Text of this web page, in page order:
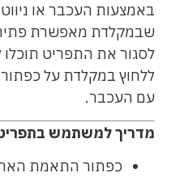
שבמקלדת מאפשרת
לסגור את התפריט תוכלו
עם העכבר.
מדריך למשתמש
כפתור התאמת